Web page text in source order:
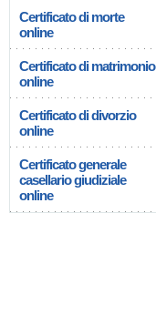
Certificato di morte
online
Certificato di matrimonio
online
Certificato di divorzio
online
Certificato generale
casellario giudiziale
online